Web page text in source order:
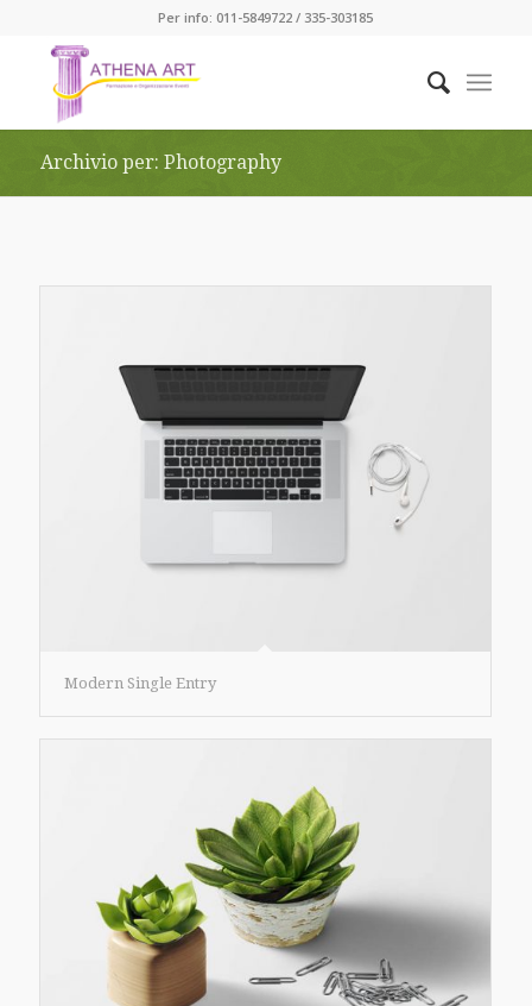
Per info: 011-5849722 / 335-303185
Archivio per: Photography
Modern Single Entry